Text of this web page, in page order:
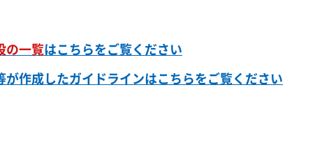
の一覧はこちらをご覧ください
作成したガイドラインはこちらをご覧ください